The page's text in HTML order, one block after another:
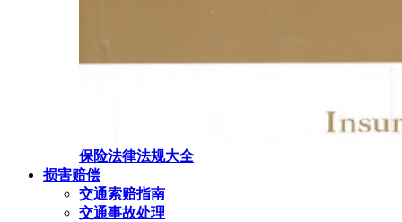
保险法律法规大全
损害赔偿
交通索赔指南
交通事故处理